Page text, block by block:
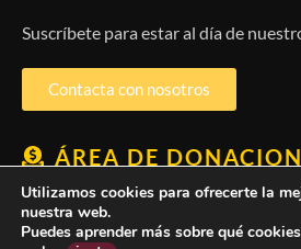
Suscríbete para estar al día de
Contacta con nosotros
ÁREA DE
Inicio Correo Sacerdotes
Utilizamos cookies para ofrecerte la
nuestra web.
Puedes aprender más sobre qué